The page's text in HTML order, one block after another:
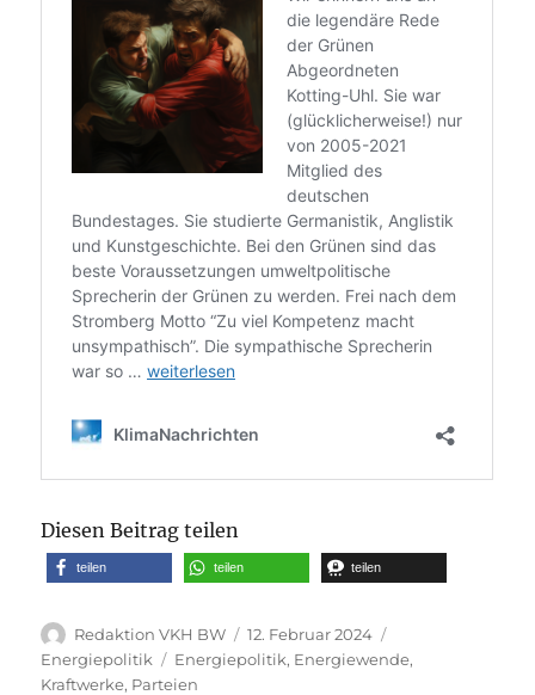
Diesen Beitrag teilen
teilen teilen teilen
Autor
Redaktion VKH BW
Veröffentlicht
am
12. Februar 2024
Energiepolitik
Schlagwörter
Energiepolitik, Energiewende,
Kraftwerke, Parteien